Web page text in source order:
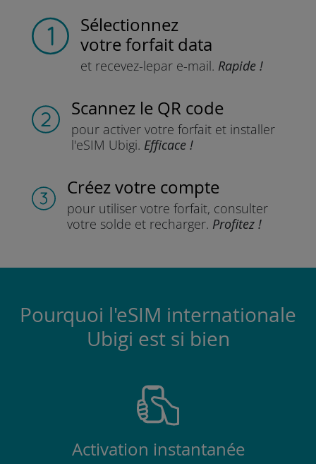
Sélectionnez
votre forfait data
et recevez-lepar e-mail. Rapide !
Scannez le QR code
pour activer votre forfaitet installer
l'eSIM Ubigi. Efficace !
Créez votre compte
pour utiliser votre forfait, consulter
votre solde et recharger. Profitez !
Pourquoi l'eSIM internationale
Ubigi est si bien
Activation instantanée